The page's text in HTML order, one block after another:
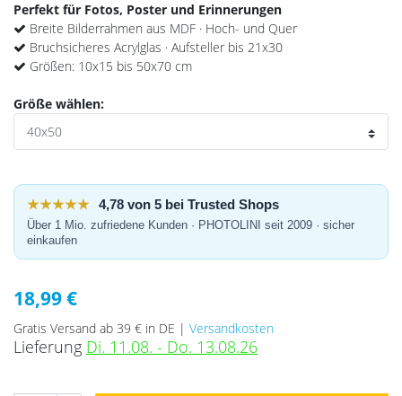
Perfekt für Fotos, Poster und Erinnerungen
Breite Bilderrahmen aus MDF · Hoch- und Quer
Bruchsicheres Acrylglas · Aufsteller bis 21x30
Größen: 10x15 bis 50x70 cm
Größe wählen:
★★★★★ 4,78 von 5 bei Trusted Shops
Über 1 Mio. zufriedene Kunden · PHOTOLINI seit 2009 · sicher
einkaufen
18,99 €
Gratis Versand ab 39 € in DE | Versandkosten
Lieferung Di. 11.08. - Do. 13.08.26